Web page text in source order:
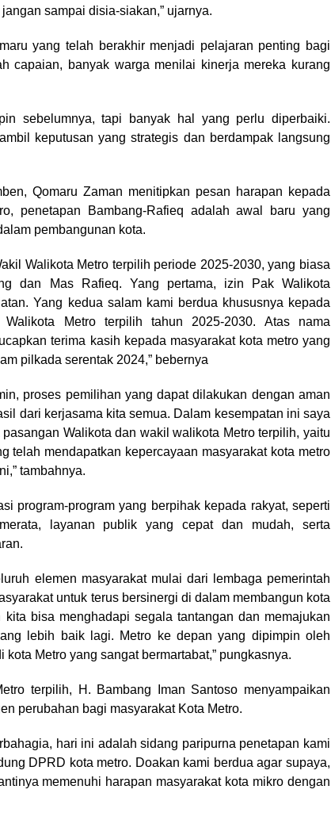
sampai disia-siakan,” ujarnya.
yang telah berakhir menjadi pelajaran penting bagi
capaian, banyak warga menilai kinerja mereka kurang
sebelumnya, tapi banyak hal yang perlu diperbaiki.
keputusan yang strategis dan berdampak langsung
Qomaru Zaman menitipkan pesan harapan kepada
penetapan Bambang-Rafieq adalah awal baru yang
pembangunan kota.
Walikota Metro terpilih periode 2025-2030, yang biasa
dan Mas Rafieq. Yang pertama, izin Pak Walikota
Yang kedua salam kami berdua khususnya kepada
Metro terpilih tahun 2025-2030. Atas nama
terima kasih kepada masyarakat kota metro yang
pilkada serentak 2024,” bebernya
proses pemilihan yang dapat dilakukan dengan aman
dari kerjasama kita semua. Dalam kesempatan ini saya
Walikota dan wakil walikota Metro terpilih, yaitu
telah mendapatkan kepercayaan masyarakat kota metro
tambahnya.
program-program yang berpihak kepada rakyat, seperti
layanan publik yang cepat dan mudah, serta
elemen masyarakat mulai dari lembaga pemerintah
untuk terus bersinergi di dalam membangun kota
bisa menghadapi segala tantangan dan memajukan
lebih baik lagi. Metro ke depan yang dipimpin oleh
Metro yang sangat bermartabat,” pungkasnya.
terpilih, H. Bambang Iman Santoso menyampaikan
perubahan bagi masyarakat Kota Metro.
hari ini adalah sidang paripurna penetapan kami
DPRD kota metro. Doakan kami berdua agar supaya,
memenuhi harapan masyarakat kota mikro dengan